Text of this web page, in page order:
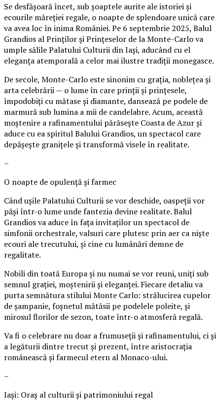
Se desfășoară încet, sub șoaptele aurite ale istoriei și
ecourile măreției regale, o noapte de splendoare unică care
va avea loc în inima României. Pe 6 septembrie 2025, Balul
Grandios al Prinților și Prințeselor de la Monte-Carlo va
umple sălile Palatului Culturii din Iași, aducând cu el
eleganța atemporală a celor mai ilustre tradiții monegasce.
De secole, Monte-Carlo este sinonim cu grația, noblețea și
arta celebrării — o lume în care prinții și prințesele,
împodobiți cu mătase și diamante, dansează pe podele de
marmură sub lumina a mii de candelabre. Acum, această
moștenire a rafinamentului părăsește Coasta de Azur și
aduce cu ea spiritul Balului Grandios, un spectacol care
depășește granițele și transformă visele în realitate.
–
O noapte de opulență și farmec
Când ușile Palatului Culturii se vor deschide, oaspeții vor
păși într-o lume unde fantezia devine realitate. Balul
Grandios va aduce în fața invitaților un spectacol de
simfonii orchestrale, valsuri care plutesc prin aer ca niște
ecouri ale trecutului, și cine cu lumânări demne de
regalitate.
Nobili din toată Europa și nu numai se vor reuni, uniți sub
semnul grației, moștenirii și eleganței. Fiecare detaliu va
purta semnătura stilului Monte Carlo: strălucirea cupelor
de șampanie, foșnetul mătăsii pe podelele poleite, și
mirosul florilor de sezon, toate într-o atmosferă regală.
Va fi o celebrare nu doar a frumuseții și rafinamentului, ci și
a legăturii dintre trecut și prezent, între aristocrația
românească și farmecul etern al Monaco-ului.
–
Iași: Oraș al culturii și patrimoniului regal